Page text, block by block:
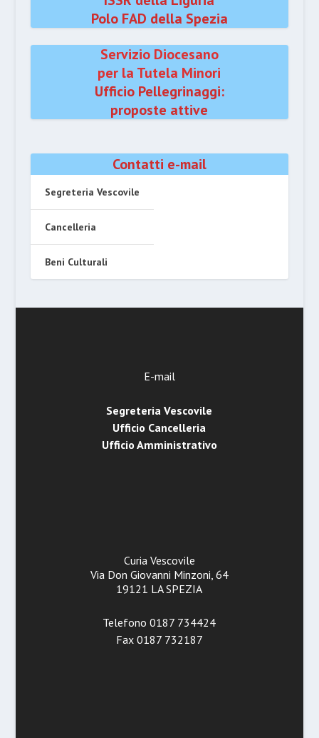
Polo FAD della Spezia
Servizio Diocesano
per la Tutela Minori
Ufficio Pellegrinaggi:
proposte attive
Contatti e-mail
Segreteria Vescovile
Cancelleria
Beni Culturali
E-mail
Segreteria Vescovile
Ufficio Cancelleria
Ufficio Amministrativo
Curia Vescovile
Via Don Giovanni Minzoni, 64
19121 LA SPEZIA
Telefono 0187 734424
Fax 0187 732187